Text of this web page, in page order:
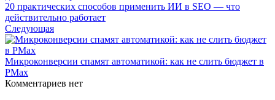
20 практических способов применить ИИ в SEO — что
действительно работает
Следующая
Микроконверсии спамят автоматикой: как не слить бюджет в
PMax
Комментариев нет